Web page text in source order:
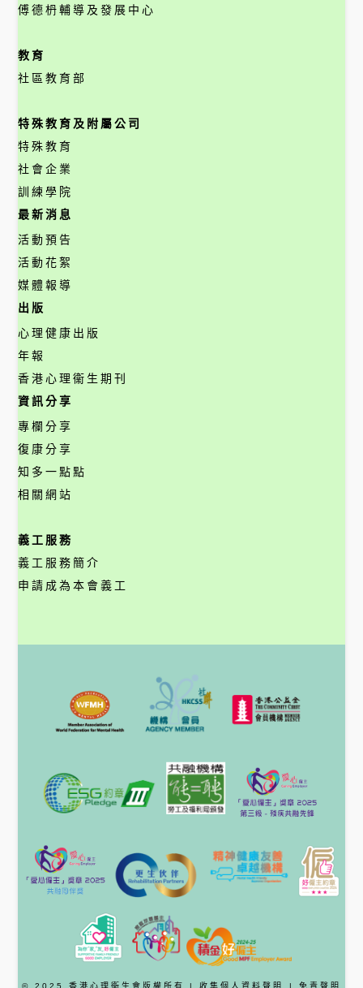
傅德枬輔導及發展中心
教育
社區教育部
特殊教育及附屬公司
特殊教育
社會企業
訓練學院
最新消息
活動預告
活動花絮
媒體報導
出版
心理健康出版
年報
香港心理衞生期刊
資訊分享
專欄分享
復康分享
知多一點點
相關網站
義工服務
義工服務簡介
申請成為本會義工
© 2025 香港心理衞生會版權所有 | 收集個人資料聲明 | 免責聲明